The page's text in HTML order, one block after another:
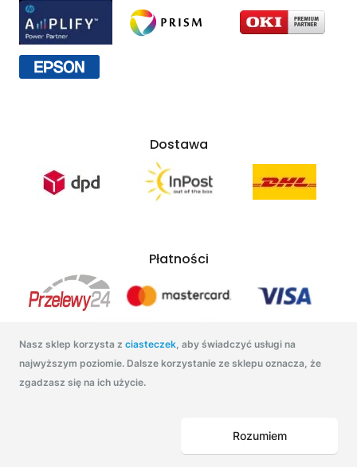
Nasz sklep korzysta z ciasteczek, aby świadczyć usługi na
najwyższym poziomie. Dalsze korzystanie ze sklepu oznacza, że
zgadzasz się na ich użycie.
Rozumiem
Dostawa
Płatności